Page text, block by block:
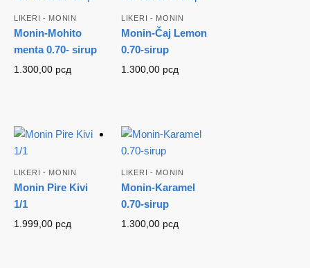
LIKERI - MONIN
Monin-Mohito
menta 0.70- sirup
1.300,00 рсд
LIKERI - MONIN
Monin-Čaj Lemon
0.70-sirup
1.300,00 рсд
LIKERI - MONIN
Monin Pire Kivi
1/1
1.999,00 рсд
LIKERI - MONIN
Monin-Karamel
0.70-sirup
1.300,00 рсд